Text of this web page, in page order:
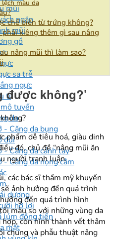
mũi
ngăn
mũi
gồ
sa trễ
ngực
ti
tuyến
da
- Căng da bụng
đùi
- Căng da cánh tay
- Căng da nọng cằm
dương
hở lợi
lúm đồng tiền
mặt
màu da
chế biến từ trứng không?
kiêng thêm gì sau nâng
nâng mũi thì làm sao?
được không?’
phẩm dễ tiêu hoá, giàu dinh
đó, chủ đề “nâng mũi ăn
người tranh luận.
các bác sĩ thẩm mỹ khuyến
ảnh hưởng đến quá trình
đến quá trình hình
màu so với những vùng da
còn hình thành vết thâm
chung và phẫu thuật nâng